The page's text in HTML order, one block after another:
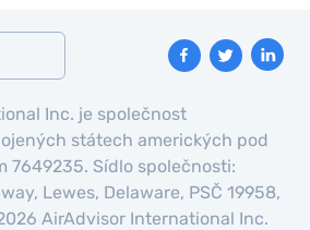
Inc. je společnost
státech amerických pod
7649235. Sídlo společnosti:
Lewes, Delaware, PSČ 19958,
AirAdvisor International Inc.